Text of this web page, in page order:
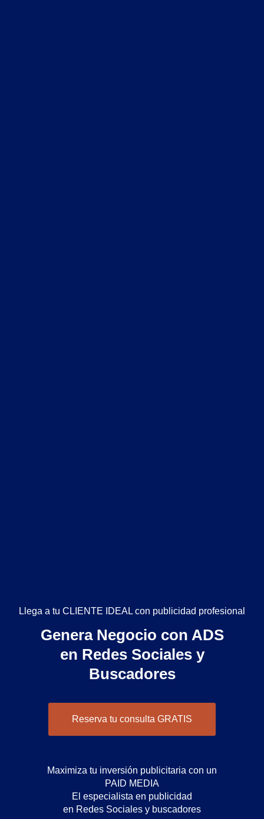
Llega a tu CLIENTE IDEAL con publicidad profesional
Genera Negocio con ADS
en Redes Sociales y
Buscadores
Reserva tu consulta GRATIS
Maximiza tu inversión publicitaria con un
PAID MEDIA
El especialista en publicidad
en Redes Sociales y buscadores